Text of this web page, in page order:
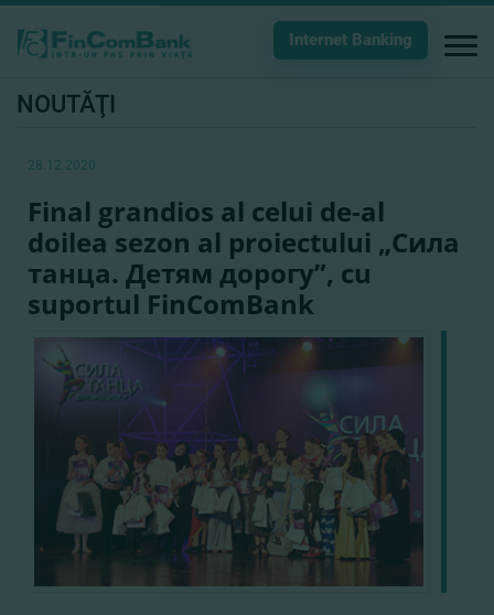
Internet Banking
NOUTĂŢI
28.12.2020
Final grandios al celui de-al
doilea sezon al proiectului „Сила
танца. Детям дорогу”, cu
suportul FinComBank